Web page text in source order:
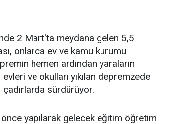
2 Mart'ta meydana gelen 5,5
onlarca ev ve kamu kurumu
hemen ardından yaraların
evleri ve okulları yıkılan depremzede
çadırlarda sürdürüyor.
önce yapılarak gelecek eğitim öğretim